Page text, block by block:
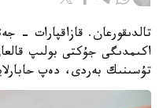
تالدىقورعان. قازاقپارات -
تۇسىنىك بەردى، دەپ